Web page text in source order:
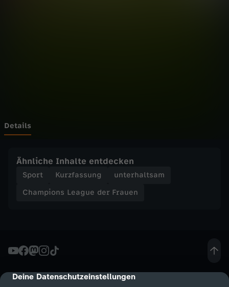
cmp-dialog-description
Deine Datenschutzeinstellungen
g
e
r
F
Details
Ähnliche Inhalte entdecken
Sport Kurzfassung
unterhaltsam
Champions League der Frauen